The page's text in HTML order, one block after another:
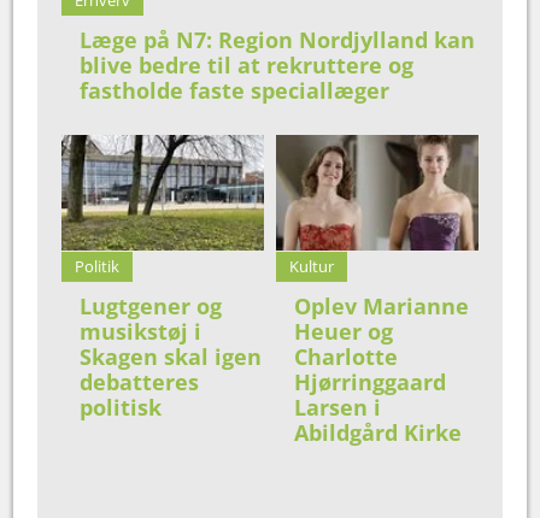
Læge på N7: Region Nordjylland kan
blive bedre til at rekruttere og
fastholde faste speciallæger
Politik
Lugtgener og
musikstøj i
Skagen skal igen
debatteres
politisk
Kultur
Oplev Marianne
Heuer og
Charlotte
Hjørringgaard
Larsen i
Abildgård Kirke